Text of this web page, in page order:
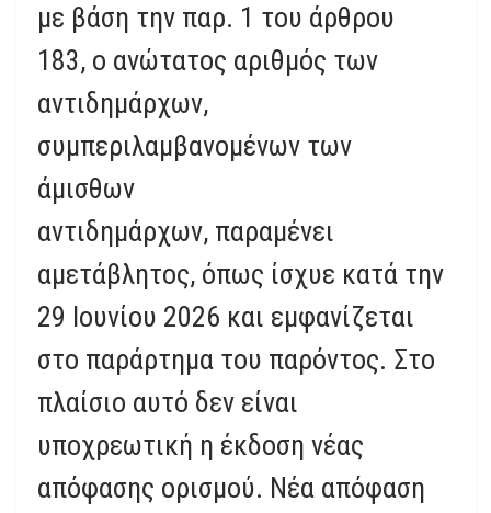
με βάση την παρ. 1 του άρθρου
183, ο ανώτατος αριθμός των
αντιδημάρχων,
συμπεριλαμβανομένων των
άμισθων
αντιδημάρχων, παραμένει
αμετάβλητος, όπως ίσχυε κατά την
29 Ιουνίου 2026 και εμφανίζεται
στο παράρτημα του παρόντος. Στο
πλαίσιο αυτό δεν είναι
υποχρεωτική η έκδοση νέας
απόφασης ορισμού. Νέα απόφαση